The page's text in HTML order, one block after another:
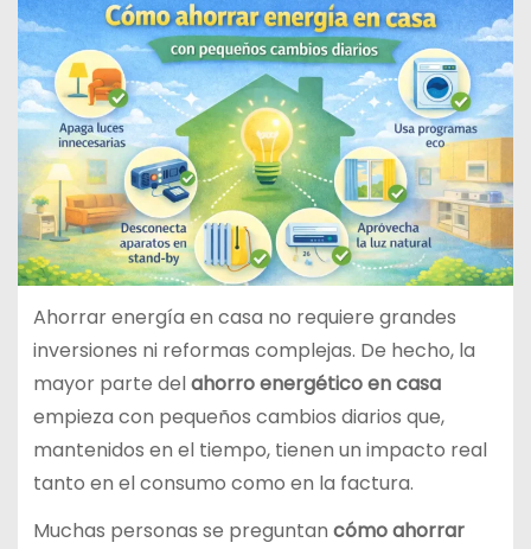
Ahorrar energía en casa no requiere grandes
inversiones ni reformas complejas. De hecho, la
mayor parte delahorro energético en casa
empieza con pequeños cambios diarios que,
mantenidos en el tiempo, tienen un impacto real
tanto en el consumo como en la factura.
Muchas personas se preguntan cómo ahorrar